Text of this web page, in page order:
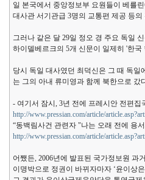
일 본국에서 중앙정보부 요원들이 베를
대사관 서기관급 3명의 교통편 제공 등
그러나 같은 달 29일 정오 경 주요 독일
하이델베르크의 5개 신문이 일제히 '한
당시 독일 대사였던 최덕신은 그 때 독일
는 그의 아내 류미영과 함께 북한으로 갔
- 여기서 잠시, 3년 전에 프레시안 전편
http://www.pressian.com/article/
“동백림사건 관련자 "나는 오래 전에 용
http://www.pressian.com/article/
어쨌든, 2006년에 발표된 국가정보원 과
이명박으로 정권이 바뀌자마자 ‘윤이상